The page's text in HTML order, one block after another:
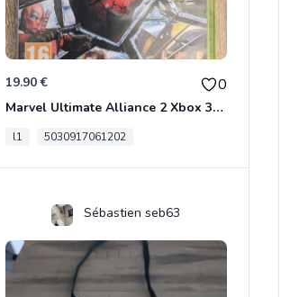
19.90 € 0
Marvel Ultimate Alliance 2 Xbox 360
l1 5030917061202
Sébastien seb63